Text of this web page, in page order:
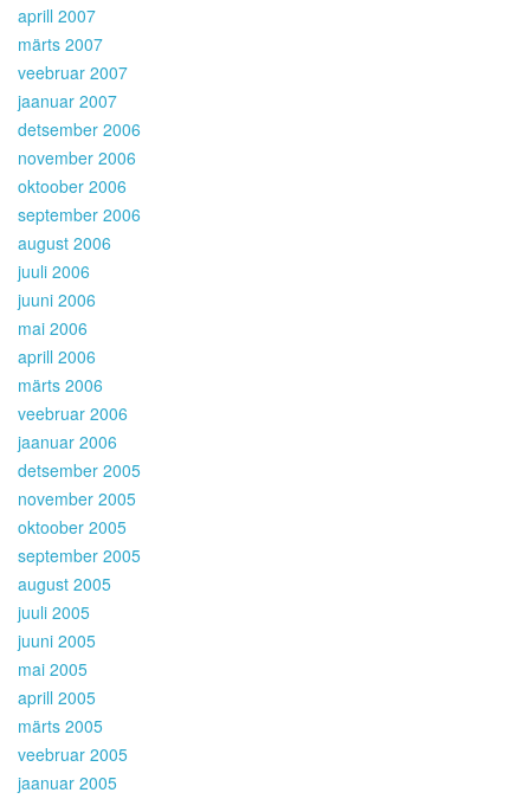
aprill 2007
märts 2007
veebruar 2007
jaanuar 2007
detsember 2006
november 2006
oktoober 2006
september 2006
august 2006
juuli 2006
juuni 2006
mai 2006
aprill 2006
märts 2006
veebruar 2006
jaanuar 2006
detsember 2005
november 2005
oktoober 2005
september 2005
august 2005
juuli 2005
juuni 2005
mai 2005
aprill 2005
märts 2005
veebruar 2005
jaanuar 2005